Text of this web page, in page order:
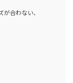
合わない、